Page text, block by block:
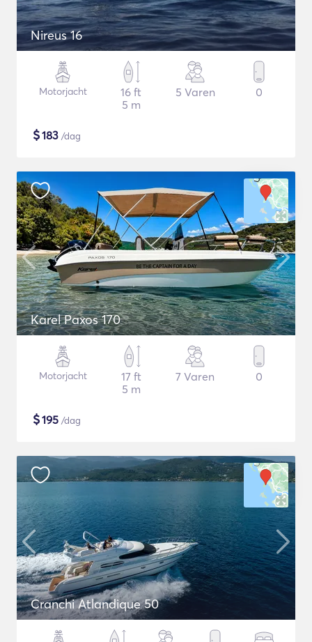
Nireus 16
Motorjacht
16 ft
5 m
5 Varen 0
$183 /dag
Karel Paxos 170
Motorjacht
17 ft
5 m
7 Varen 0
$195 /dag
Cranchi Atlandique 50